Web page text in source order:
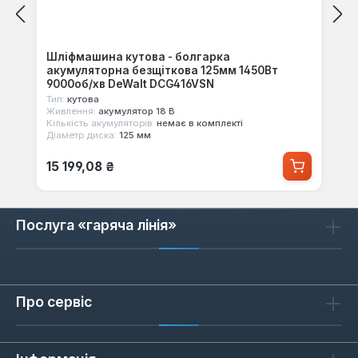
Шліфмашина кутова - болгарка
акумуляторна безщіткова 125мм 1450Вт
9000об/хв DeWalt DCG416VSN
Тип: кутова
Живлення: акумулятор 18 В
Кількість акумуляторів: немає в комплекті
Діаметр диска: 125 мм
Звичайна ціна:
15 199,08 ₴
Послуга «гаряча лінія»
Про сервіс